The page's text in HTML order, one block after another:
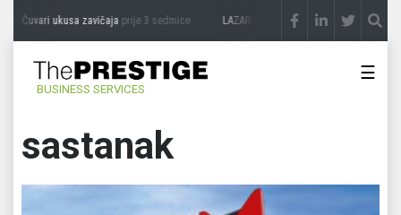
Čuvari ukusa zavičajaprije 3 sedmice LAZAR ĐURIĆ: Promocija potencijal
BUSINESS SERVICES
☰
sastanak